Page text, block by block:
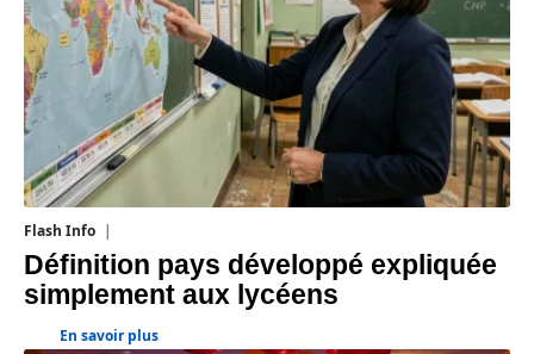
Flash Info
Définition pays développé expliquée
simplement aux lycéens
En savoir plus